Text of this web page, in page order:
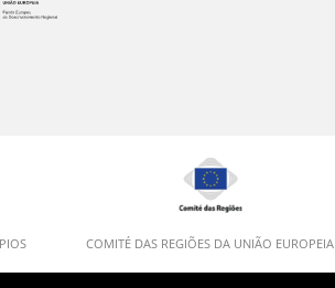
COMITÉ DAS REGIÕES DA UNIÃO EUROPEIA